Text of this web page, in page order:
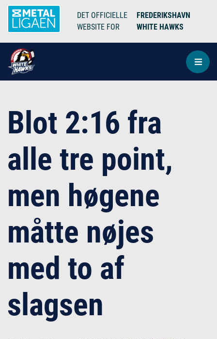
DET OFFICIELLE
WEBSITE FOR
FREDERIKSHAVN
WHITE HAWKS
Blot 2:16 fra
alle tre point,
men høgene
måtte nøjes
med to af
slagsen